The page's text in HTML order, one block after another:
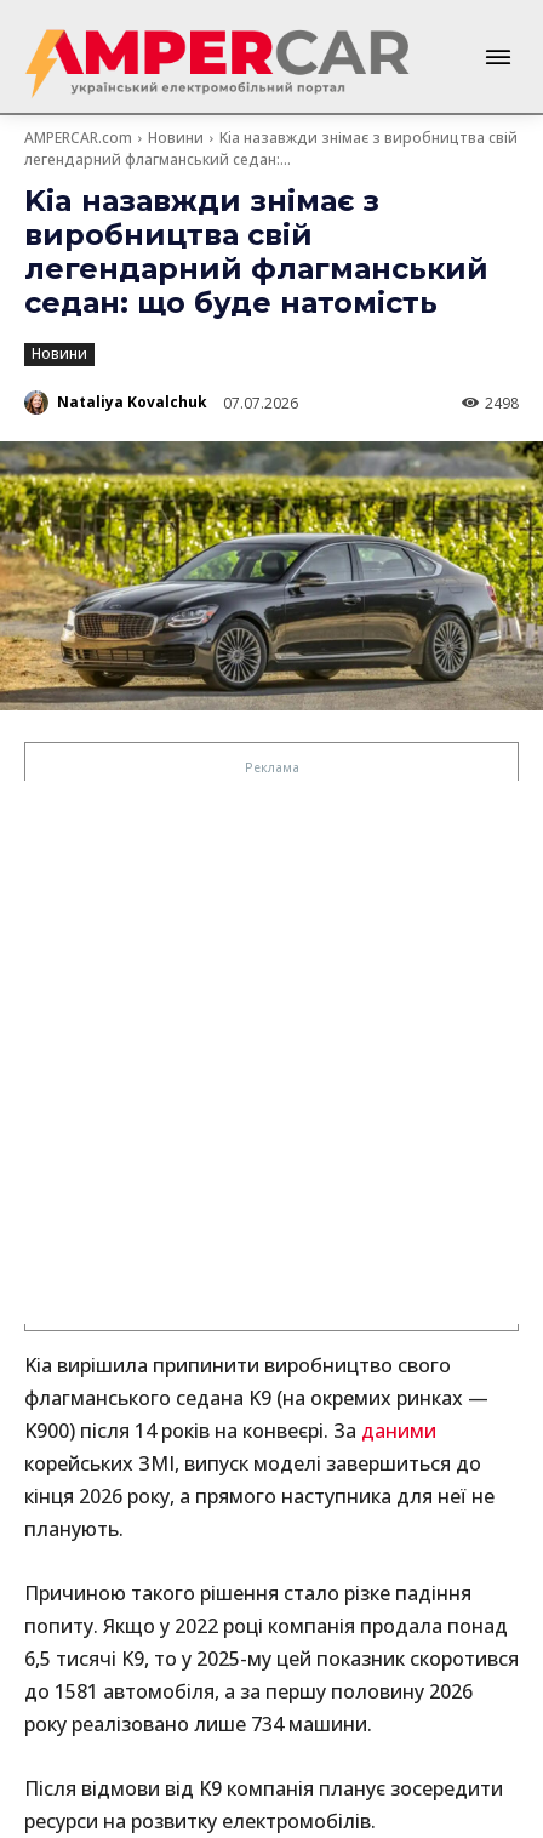
AMPERCAR.com Новини
Kia назавжди знімає з виробництва свій
легендарний флагманський седан:...
Kia назавжди знімає з
виробництва свій
легендарний флагманський
седан: що буде натомість
Новини
Nataliya Kovalchuk 07.07.2026 2498
Kia вирішила припинити виробництво свого
флагманського седана K9 (на окремих ринках —
K900) після 14 років на конвеєрі. За даними
корейських ЗМІ, випуск моделі завершиться до
кінця 2026 року, а прямого наступника для неї не
планують.
Причиною такого рішення стало різке падіння
попиту. Якщо у 2022 році компанія продала понад
6,5 тисячі K9, то у 2025-му цей показник скоротився
до 1581 автомобіля, а за першу половину 2026
року реалізовано лише 734 машини.
Після відмови від K9 компанія планує зосередити
ресурси на розвитку електромобілів.